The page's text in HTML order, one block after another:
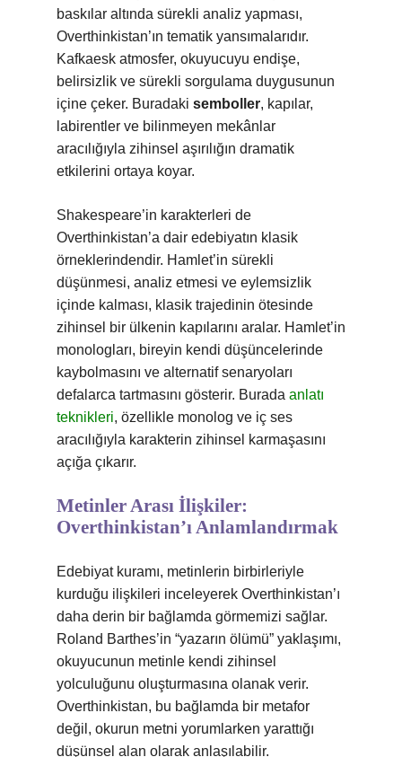
baskılar altında sürekli analiz yapması,
Overthinkistan’ın tematik yansımalarıdır.
Kafkaesk atmosfer, okuyucuyu endişe,
belirsizlik ve sürekli sorgulama duygusunun
içine çeker. Buradaki semboller, kapılar,
labirentler ve bilinmeyen mekânlar
aracılığıyla zihinsel aşırılığın dramatik
etkilerini ortaya koyar.
Shakespeare’in karakterleri de
Overthinkistan’a dair edebiyatın klasik
örneklerindendir. Hamlet’in sürekli
düşünmesi, analiz etmesi ve eylemsizlik
içinde kalması, klasik trajedinin ötesinde
zihinsel bir ülkenin kapılarını aralar. Hamlet’in
monologları, bireyin kendi düşüncelerinde
kaybolmasını ve alternatif senaryoları
defalarca tartmasını gösterir. Burada anlatı
teknikleri, özellikle monolog ve iç ses
aracılığıyla karakterin zihinsel karmaşasını
açığa çıkarır.
Metinler Arası İlişkiler:
Overthinkistan’ı Anlamlandırmak
Edebiyat kuramı, metinlerin birbirleriyle
kurduğu ilişkileri inceleyerek Overthinkistan’ı
daha derin bir bağlamda görmemizi sağlar.
Roland Barthes’in “yazarın ölümü” yaklaşımı,
okuyucunun metinle kendi zihinsel
yolculuğunu oluşturmasına olanak verir.
Overthinkistan, bu bağlamda bir metafor
değil, okurun metni yorumlarken yarattığı
düşünsel alan olarak anlaşılabilir.